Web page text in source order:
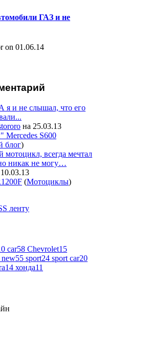
ГАЗ и не
on 01.06.14
я и не слышал, что его
на 25.03.13
Mercedes S600
блог)
всегда мечтал
никак не могу…
(Мотоциклы)
ленту
car58 Chevrolet15
new55 sport24 sport car20
14 хонда11